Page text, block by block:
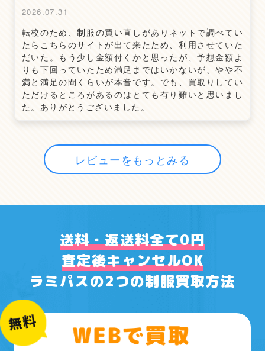
2026.07.31
転校のため、制服の買い直しがありネットで調べてい
たらこちらのサイトが出て来たため、利用させていた
だいた。もう少し金額付くかと思ったが、予想金額よ
りも下回っていたため満足まではいかないが、やや不
満と満足の間くらいが本音です。でも、買取りしてい
ただけるところがあるのはとても有り難いと思いまし
た。ありがとうございました。
レビューをもっとみる
送料・返送料全て0円
査定後キャンセルOK
ラミパスの2つの制服買取方法